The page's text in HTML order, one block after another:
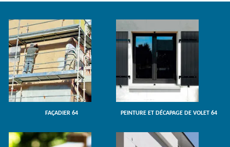
FAÇADIER 64 PEINTURE ET DÉCAPAGE DE VOLET 64